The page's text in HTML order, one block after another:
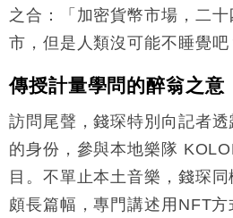
之合：「加密貨幣市場，二
市，但是人類沒可能不睡覺吧
傳授計量學問的醉翁之意
訪問尾聲，錢琛特別向記者
的身份，參與本地樂隊
目。不單止本土音樂，錢琛
頗長篇幅，專門講述用NFT方